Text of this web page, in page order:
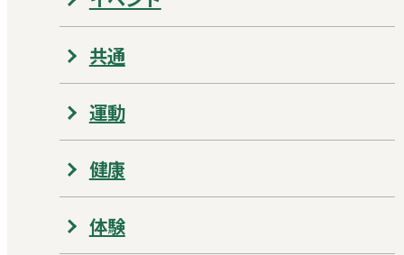
共通
運動
健康
体験